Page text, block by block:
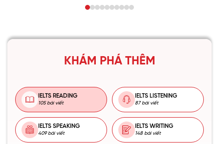
KHÁM PHÁ THÊM
IELTS READING
105 bài viết
IELTS LISTENING
87 bài viết
IELTS SPEAKING
409 bài viết
IELTS WRITING
148 bài viết